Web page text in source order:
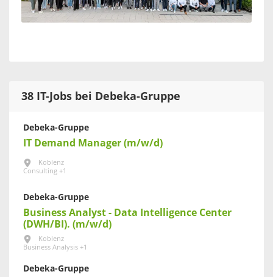
38 IT-Jobs bei Debeka-Gruppe
Debeka-Gruppe
IT Demand Manager (m/w/d)
Koblenz
Consulting +1
Debeka-Gruppe
Business Analyst - Data Intelligence Center
(DWH/BI). (m/w/d)
Koblenz
Business Analysis +1
Debeka-Gruppe